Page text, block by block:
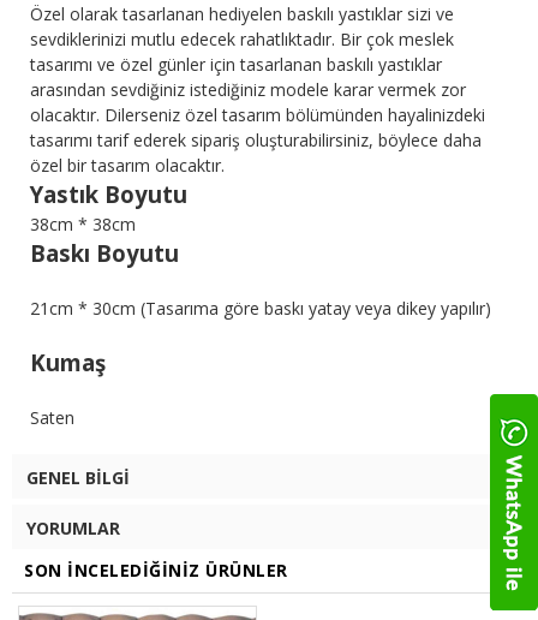
Özel olarak tasarlanan hediyelen baskılı yastıklar sizi ve
sevdiklerinizi mutlu edecek rahatlıktadır. Bir çok meslek
tasarımı ve özel günler için tasarlanan baskılı yastıklar
arasından sevdiğiniz istediğiniz modele karar vermek zor
olacaktır. Dilerseniz özel tasarım bölümünden hayalinizdeki
tasarımı tarif ederek sipariş oluşturabilirsiniz, böylece daha
özel bir tasarım olacaktır.
Yastık Boyutu
38cm * 38cm
Baskı Boyutu
21cm * 30cm (Tasarıma göre baskı yatay veya dikey yapılır)
Kumaş
Saten
GENEL BILGI
YORUMLAR
SON İNCELEDIĞINIZ ÜRÜNLER